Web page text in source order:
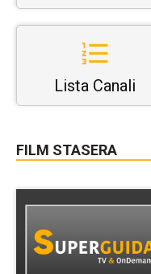
Lista Canali
FILM STASERA